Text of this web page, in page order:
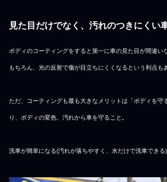
見た目だけでなく、汚れのつきにくい
ボディのコーティングをすると第一に車の見た目が間違い
もちろん、光の反射で傷が目立ちにくくなるという利点も
ただ、コーティングも最も大きなメリットは「ボディを守
り、ボディの変色、汚れから車を守ること。
洗車が簡単になる(汚れが落ちやすく、水だけで洗車できる